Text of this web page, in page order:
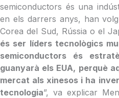
semiconductors és una
en els darrers anys, han
Corea del Sud, Rússia o el
és ser líders tecnològics
semiconductors és
guanyarà els EUA, perquè
mercat als xinesos i ha
tecnologia”, va explicar